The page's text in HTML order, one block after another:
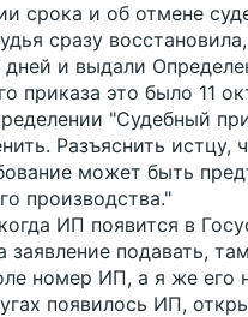
срока и об отмене
сразу
и выдали
приказа это было 11
"Судебный
Разъяснить истцу,
может быть
производства."
ИП появится в
заявление подавать, там
номер ИП, а я же его
появилось ИП,